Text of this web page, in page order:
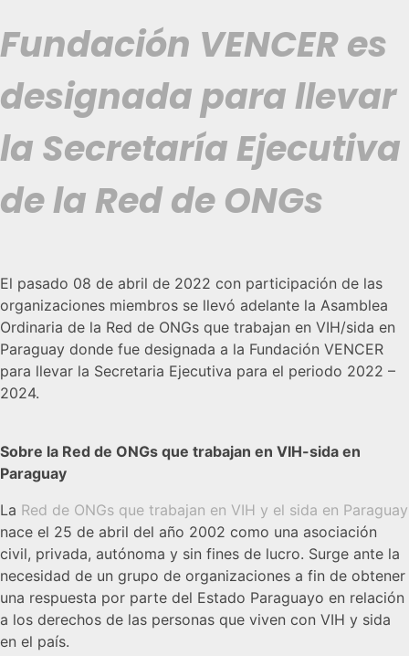
Fundación VENCER es
designada para llevar
la Secretaría Ejecutiva
de la Red de ONGs
El pasado 08 de abril de 2022 con participación de las
organizaciones miembros se llevó adelante la Asamblea
Ordinaria de la Red de ONGs que trabajan en VIH/sida en
Paraguay donde fue designada a la Fundación VENCER
para llevar la Secretaria Ejecutiva para el periodo 2022 –
2024.
Sobre la Red de ONGs que trabajan en VIH-sida en
Paraguay
La Red de ONGs que trabajan en VIH y el sida en Paraguay
nace el 25 de abril del año 2002 como una asociación
civil, privada, autónoma y sin fines de lucro. Surge ante la
necesidad de un grupo de organizaciones a fin de obtener
una respuesta por parte del Estado Paraguayo en relación
a los derechos de las personas que viven con VIH y sida
en el país.